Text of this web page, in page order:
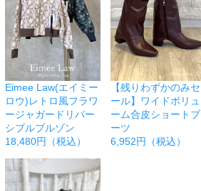
Eimee Law(エイミー
ロウ)レトロ風フラワ
ージャガードリバー
シブルブルゾン
18,480円（税込）
【残りわずかのみセ
ール】ワイドボリュ
ーム合皮ショートブ
ーツ
6,952円（税込）